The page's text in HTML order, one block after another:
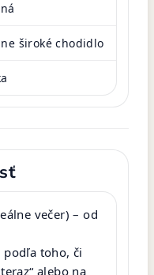
široké chodidlo
večer) – od
toho, či
alebo na